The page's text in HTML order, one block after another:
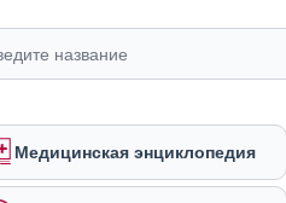
Медицинская энциклопедия